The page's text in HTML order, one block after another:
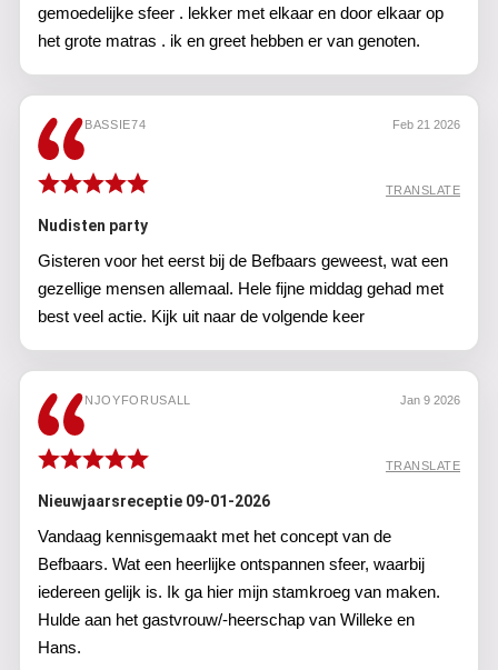
gemoedelijke sfeer . lekker met elkaar en door elkaar op
het grote matras . ik en greet hebben er van genoten.
BASSIE74 Feb 21 2026
TRANSLATE
Nudisten party
Gisteren voor het eerst bij de Befbaars geweest, wat een
gezellige mensen allemaal. Hele fijne middag gehad met
best veel actie. Kijk uit naar de volgende keer
NJOYFORUSALL Jan 9 2026
TRANSLATE
Nieuwjaarsreceptie 09-01-2026
Vandaag kennisgemaakt met het concept van de
Befbaars. Wat een heerlijke ontspannen sfeer, waarbij
iedereen gelijk is. Ik ga hier mijn stamkroeg van maken.
Hulde aan het gastvrouw/-heerschap van Willeke en
Hans.